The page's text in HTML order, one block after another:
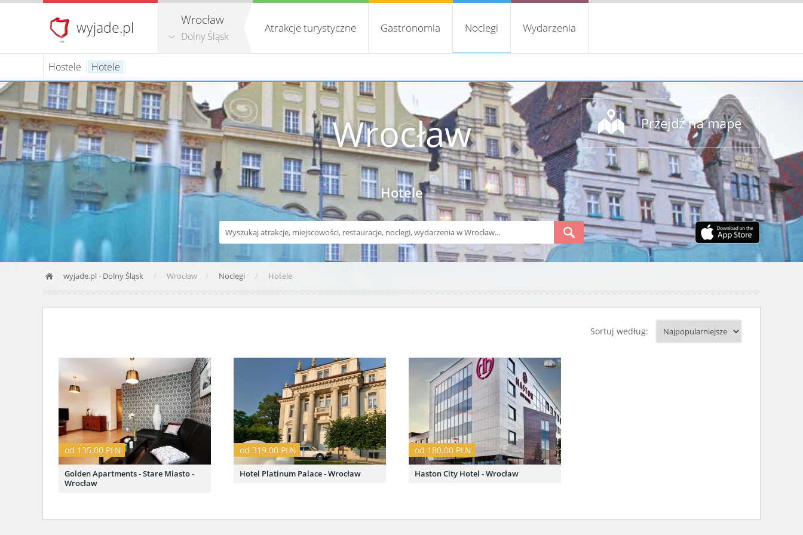
wyjade.pl Wrocław
Dolny Śląsk
Atrakcje turystyczne Gastronomia Noclegi
Hostele Hotele
Wydarzenia
Wrocław
Hotele
Przejdź na mapę
wyjade.pl- Dolny Śląsk Wrocław Noclegi Hotele
Sortuj według:
od 135.00 PLN
Golden Apartments - Stare Miasto -
Wrocław
od 319.00 PLN
Hotel Platinum Palace - Wrocław
od 180.00 PLN
Haston City Hotel - Wrocław